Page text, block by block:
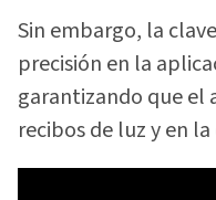
Sin embargo, la
precisión en la
garantizando que el
recibos de luz y en